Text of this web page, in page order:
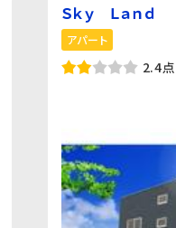
Ｓｋｙ Ｌａｎｄ
アパート
2.4点